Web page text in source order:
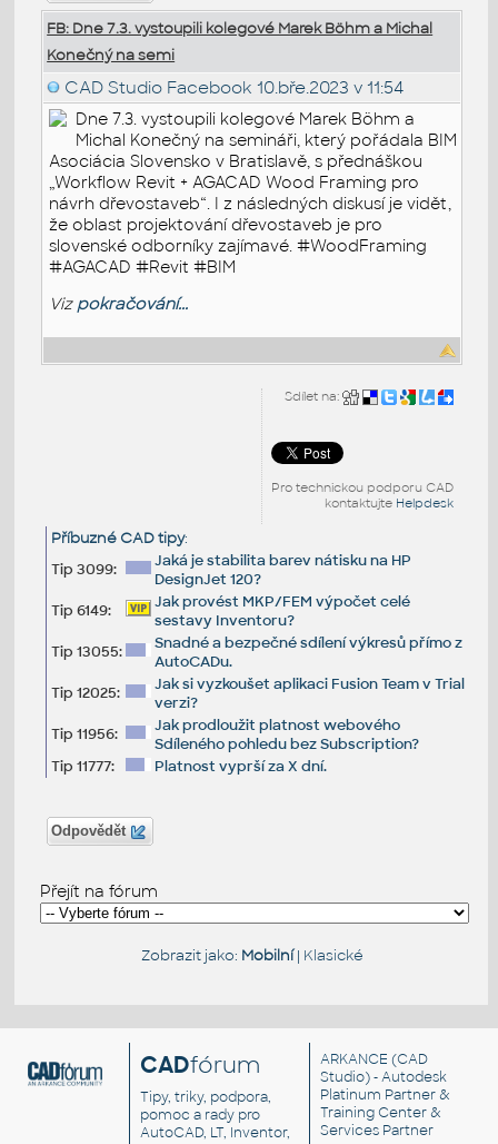
FB: Dne 7.3. vystoupili kolegové Marek Böhm a Michal
Konečný na semi
CAD Studio Facebook 10.bře.2023 v 11:54
Dne 7.3. vystoupili kolegové Marek Böhm a
Michal Konečný na semináři, který pořádala BIM
Asociácia Slovensko v Bratislavě, s přednáškou
„Workflow Revit + AGACAD Wood Framing pro
návrh dřevostaveb“. I z následných diskusí je vidět,
že oblast projektování dřevostaveb je pro
slovenské odborníky zajímavé. #WoodFraming
#AGACAD #Revit #BIM
Viz pokračování...
Sdílet na:
Pro technickou podporu CAD
kontaktujte Helpdesk
Příbuzné CAD tipy:
Tip 3099:
Jaká je stabilita barev nátisku na HP
DesignJet 120?
Tip 6149:
Jak provést MKP/FEM výpočet celé
sestavy Inventoru?
Tip 13055:
Snadné a bezpečné sdílení výkresů přímo z
AutoCADu.
Tip 12025:
Jak si vyzkoušet aplikaci Fusion Team v Trial
verzi?
Tip 11956:
Jak prodloužit platnost webového
Sdíleného pohledu bez Subscription?
Tip 11777:
Platnost vyprší za X dní.
Odpovědět
Přejít na fórum
Zobrazit jako: Mobilní| Klasické
CADfórum
Tipy, triky, podpora,
pomoc a rady pro
AutoCAD, LT, Inventor,
ARKANCE (CAD
Studio) - Autodesk
Platinum Partner &
Training Center &
Services Partner